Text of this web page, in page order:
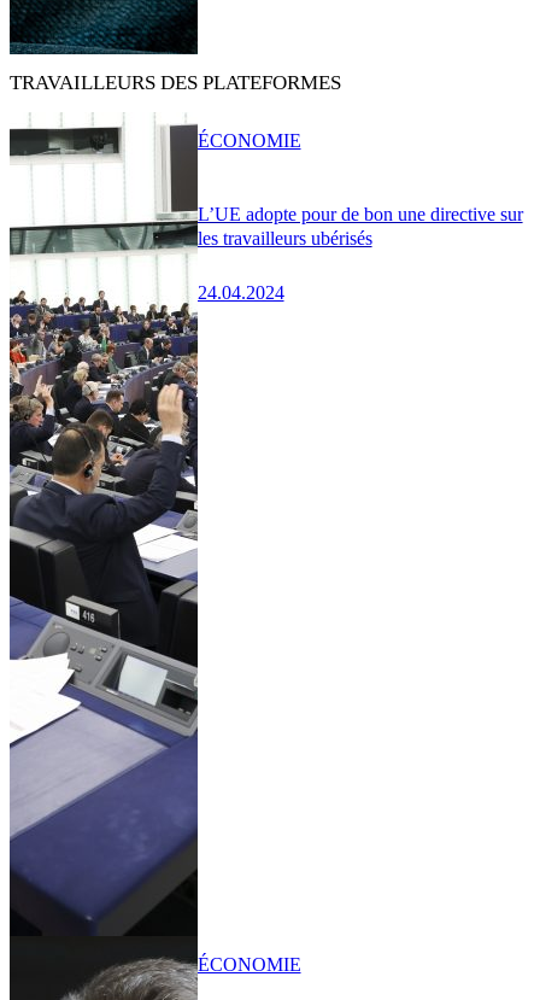
TRAVAILLEURS DES PLATEFORMES
L’UE adopte pour de bon une directive sur
les travailleurs ubérisés
24.04.2024
ÉCONOMIE
ÉCONOMIE